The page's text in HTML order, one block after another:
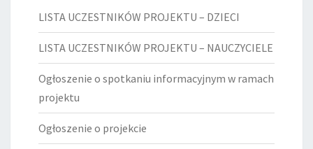
LISTA UCZESTNIKÓW PROJEKTU – DZIECI
LISTA UCZESTNIKÓW PROJEKTU – NAUCZYCIELE
Ogłoszenie o spotkaniu informacyjnym w ramach
projektu
Ogłoszenie o projekcie